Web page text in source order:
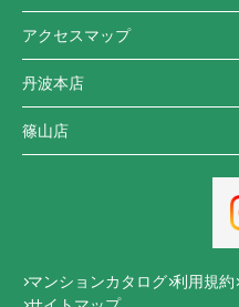
アクセスマップ
丹波本店
篠山店
マンションカタログ 利用規約